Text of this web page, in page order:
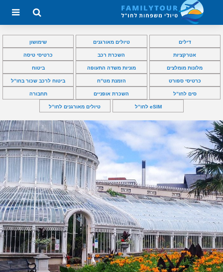
דילים טיולים מאורגנים שימושון
אטרקציות השכרת רכב כרטיסי טיסה
מלונות מומלצים מוניות משדה התעופה ביטוח
כרטיסי ספורט הזמנת מט”ח ביטוח לרכב שכור בחו”ל
סים לחו”ל השכרת אופניים תחבורה
eSIM לחו”ל טיולים מאורגנים לחו”ל